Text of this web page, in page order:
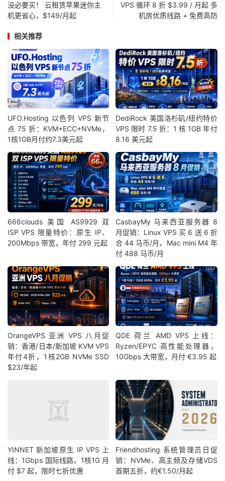
没必要买！ 云租赁苹果迷你主
机更省心，$149/月起
VPS 循环 8 折 $3.99 / 月起 多
机房优质线路 + 免费高防
相关推荐
UFO.Hosting 以色列 VPS 新节
点 75 折：KVM+ECC+NVMe，
1核1GB月付约7.3美元起
DediRock 美国洛杉矶/纽约特价
VPS 限时 7.5 折：1 核 1GB 年付
8.16 美元起
666clouds 美国 AS9929 双
ISP VPS 限量特价：原生 IP、
200Mbps 带宽，年付 299 元起
CasbayMy 马来西亚服务器 8
月促销：Linux VPS 买 6 送 6 折
合 44 马币/月，Mac mini M4 年
付 488 马币/月
OrangeVPS 亚洲 VPS 八月促
销：香港/日本/新加坡 KVM VPS
年付4折，1核2GB NVMe SSD
$23/年起
QDE 荷兰 AMD VPS 上线：
Ryzen/EPYC 高性能处理器，
10Gbps 大带宽，月付 €3.95 起
YINNET 新加坡原生 IP VPS 上
线：1Gbps 国际线路，1核1G 月
付 $7 起，限时七折优惠
Friendhosting 系统管理员日促
销：NVMe、高主频及存储VDS
首期五折，约€1.50/月起